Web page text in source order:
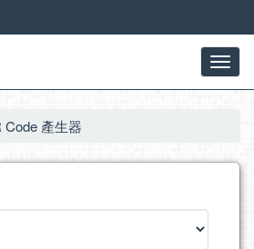
Code 產生器